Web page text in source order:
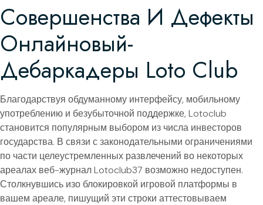
Совершенства И Дефекты
Онлайновый-
Дебаркадеры Loto Club
Благодарствуя обдуманному интерфейсу, мобильному
употреблению и безубыточной поддержке, Lotoclub
становится популярным выбором из числа инвесторов
государства. В связи с законодательными ограничениями
по части целеустремленных развлечений во некоторых
ареалах веб-журнал Lotoclub37 возможно недоступен.
Столкнувшись изо блокировкой игровой платформы в
вашем ареале, пишущий эти строки аттестовываем